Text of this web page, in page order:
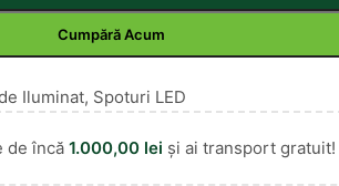
Cumpără Acum
Iluminat, Spoturi LED
de încă1.000,00 lei și ai transport gratuit!